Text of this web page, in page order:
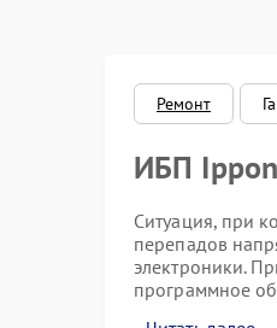
Ремонт
ИБП
Ситуация, при
перепадов
электроники.
программное